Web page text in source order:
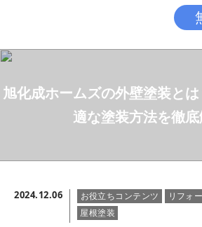
旭化成ホームズの外壁塗装と
適な塗装方法を徹底
2024.12.06 お役立ちコンテンツ リフォ
屋根塗装
LINEする
施工メニュー
工事の流れ